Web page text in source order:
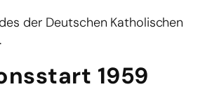
der Deutschen Katholischen
1959